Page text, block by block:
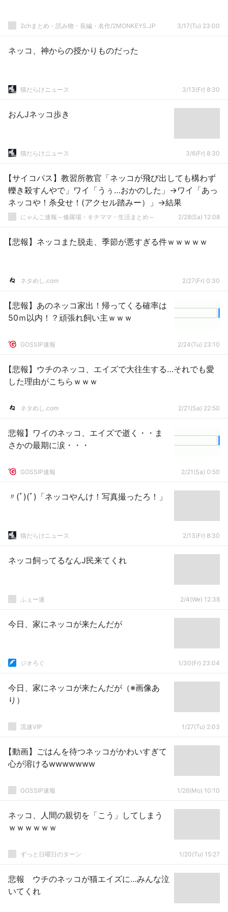
2chまとめ・読み物・長編・名作/2MONKEYS.JP 3/17(Tu) 23:00
ネッコ、神からの授かりものだった
猫だらけニュース 3/13(Fr) 8:30
おんJネッコ歩き
猫だらけニュース 3/6(Fr) 8:30
【サイコパス】教習所教官「ネッコが飛び出しても構わず
轢き殺すんやで」ワイ「うぅ…おかのした」→ワイ「あっ
ネッコや！杀殳せ！(アクセル踏みー）」→結果
にゃんこ速報～修羅場・キチママ・生活まとめ～ 2/28(Sa) 12:08
【悲報】ネッコまた脱走、季節が悪すぎる件ｗｗｗｗｗ
ネタめし.com 2/27(Fr) 0:30
【悲報】あのネッコ家出！帰ってくる確率は
50ｍ以内！？頑張れ飼い主ｗｗｗ
GOSSIP速報 2/24(Tu) 23:10
【悲報】ウチのネッコ、エイズで大往生する…それでも愛
した理由がこちらｗｗｗ
ネタめし.com 2/21(Sa) 22:50
悲報】ワイのネッコ、エイズで逝く・・ま
さかの最期に涙・・・
GOSSIP速報 2/21(Sa) 0:50
〃(ﾟ)(ﾟ)「ネッコやんけ！写真撮ったろ！」
猫だらけニュース 2/13(Fr) 8:30
ネッコ飼ってるなんJ民来てくれ
ふぇー速 2/4(We) 12:38
今日、家にネッコが来たんだが
ジオろぐ 1/30(Fr) 23:04
今日、家にネッコが来たんだが（※画像あ
り）
流速VIP 1/27(Tu) 2:03
【動画】ごはんを待つネッコがかわいすぎて
心が溶けるwwwwwww
GOSSIP速報 1/26(Mo) 10:10
ネッコ、人間の親切を「こう」してしまう
ｗｗｗｗｗｗ
ずっと日曜日のターン 1/20(Tu) 15:27
悲報 ウチのネッコが猫エイズに…みんな泣
いてくれ